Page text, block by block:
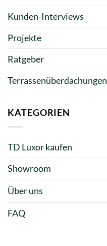
Kunden-Interviews
Projekte
Ratgeber
Terrassenüberdachungen
KATEGORIEN
TD Luxor kaufen
Showroom
Über uns
FAQ